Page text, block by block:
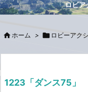
ロビア
 ホーム >  ロビーアク
1223「ダンス75」